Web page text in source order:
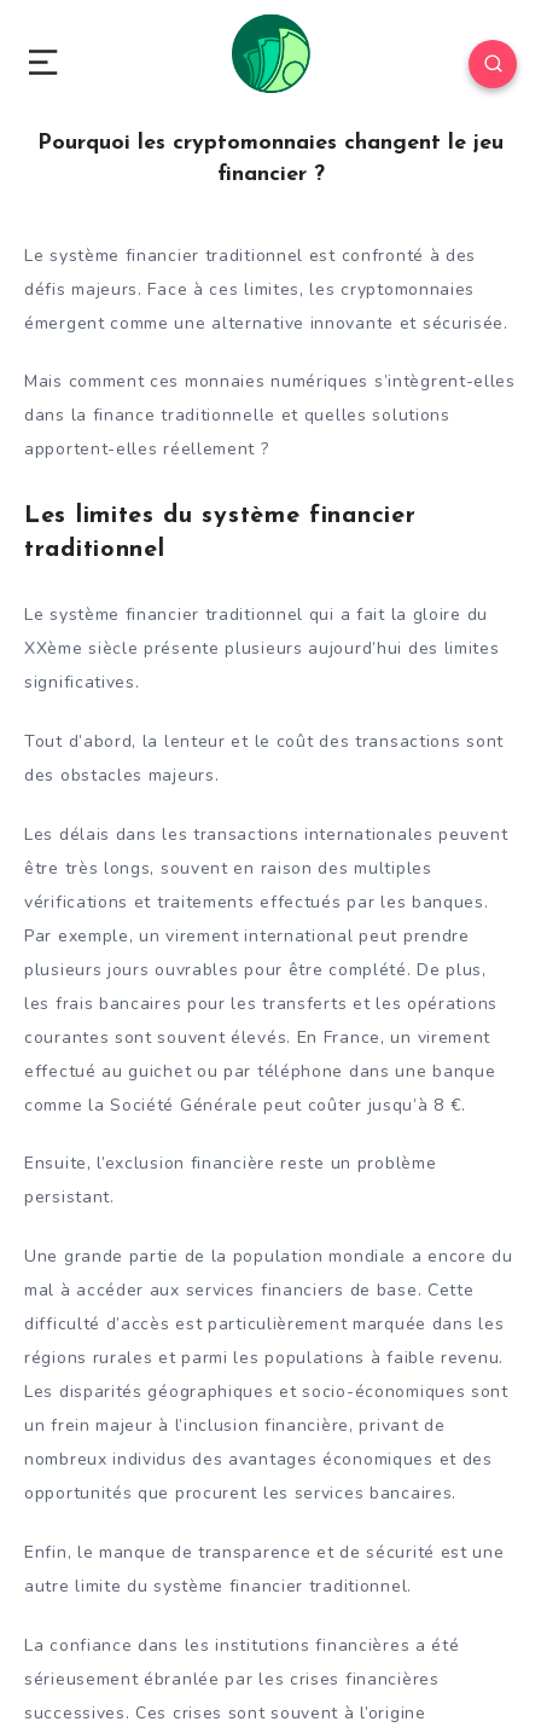
Pourquoi les cryptomonnaies changent le jeu
financier ?
Le système financier traditionnel est confronté à des
défis majeurs. Face à ces limites, les cryptomonnaies
émergent comme une alternative innovante et sécurisée.
Mais comment ces monnaies numériques s’intègrent-elles
dans la finance traditionnelle et quelles solutions
apportent-elles réellement ?
Les limites du système financier
traditionnel
Le système financier traditionnel qui a fait la gloire du
XXème siècle présente plusieurs aujourd’hui des limites
significatives.
Tout d’abord, la lenteur et le coût des transactions sont
des obstacles majeurs.
Les délais dans les transactions internationales peuvent
être très longs, souvent en raison des multiples
vérifications et traitements effectués par les banques.
Par exemple, un virement international peut prendre
plusieurs jours ouvrables pour être complété. De plus,
les frais bancaires pour les transferts et les opérations
courantes sont souvent élevés. En France, un virement
effectué au guichet ou par téléphone dans une banque
comme la Société Générale peut coûter jusqu’à 8 €.
Ensuite, l’exclusion financière reste un problème
persistant.
Une grande partie de la population mondiale a encore du
mal à accéder aux services financiers de base. Cette
difficulté d’accès est particulièrement marquée dans les
régions rurales et parmi les populations à faible revenu.
Les disparités géographiques et socio-économiques sont
un frein majeur à l’inclusion financière, privant de
nombreux individus des avantages économiques et des
opportunités que procurent les services bancaires.
Enfin, le manque de transparence et de sécurité est une
autre limite du système financier traditionnel.
La confiance dans les institutions financières a été
sérieusement ébranlée par les crises financières
successives. Ces crises sont souvent à l’origine